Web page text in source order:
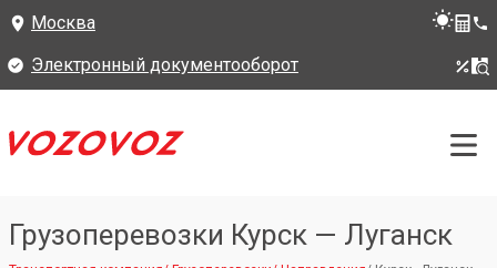
Москва
Электронный документооборот
Грузоперевозки Курск — Луганск